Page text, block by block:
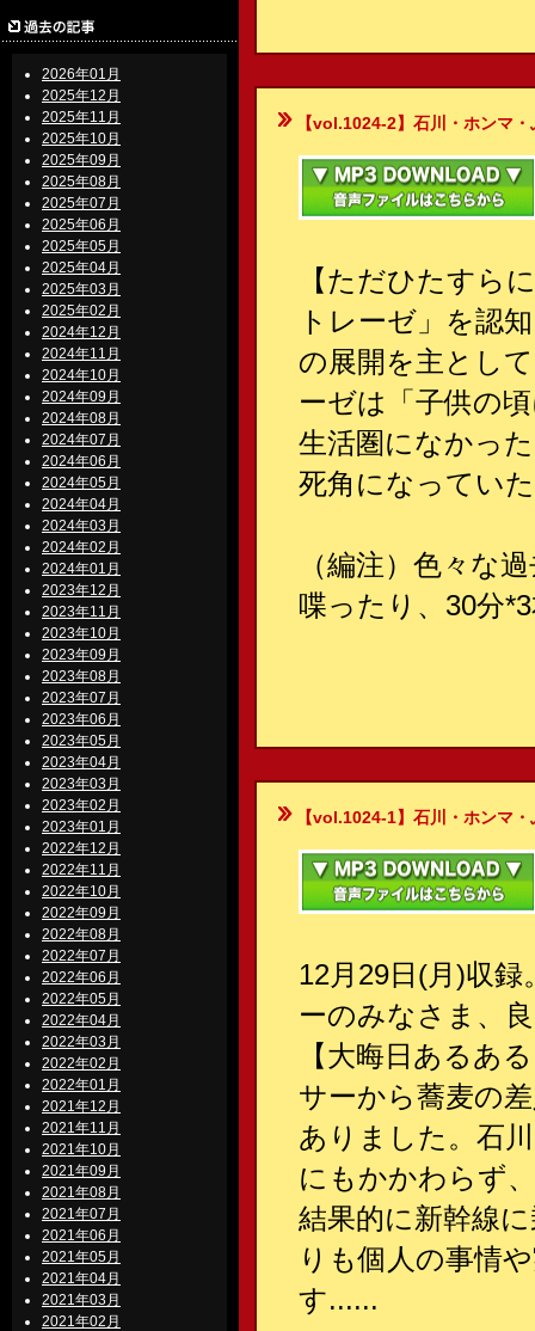
2026年01月
2025年12月
2025年11月
2025年10月
2025年09月
2025年08月
2025年07月
2025年06月
2025年05月
2025年04月
2025年03月
2025年02月
2024年12月
2024年11月
2024年10月
2024年09月
2024年08月
2024年07月
2024年06月
2024年05月
2024年04月
2024年03月
2024年02月
2024年01月
2023年12月
2023年11月
2023年10月
2023年09月
2023年08月
2023年07月
2023年06月
2023年05月
2023年04月
2023年03月
2023年02月
2023年01月
2022年12月
2022年11月
2022年10月
2022年09月
2022年08月
2022年07月
2022年06月
2022年05月
2022年04月
2022年03月
2022年02月
2022年01月
2021年12月
2021年11月
2021年10月
2021年09月
2021年08月
2021年07月
2021年06月
2021年05月
2021年04月
2021年03月
2021年02月
【vol.1024-2】石川・ホンマ・
【ただひたすら
トレーゼ」を認
の展開を主とし
ーゼは「子供の
生活圏になかっ
死角になってい
（編注）色々な
喋ったり、30分
【vol.1024-1】石川・ホンマ・
12月29日(月)収
ーのみなさま、
【大晦日あるあ
サーから蕎麦の
ありました。石
にもかかわらず
結果的に新幹線
りも個人の事情
す......